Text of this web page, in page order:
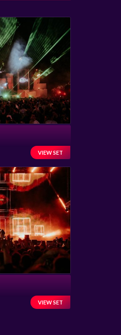
VIEW SET
VIEW SET